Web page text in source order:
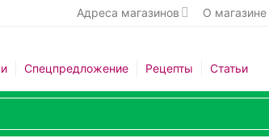
Адреса магазинов О магазине
Спецпредложение Рецепты Статьи